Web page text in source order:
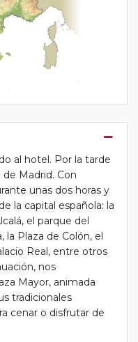
al hotel. Por la tarde
Madrid. Con
unas dos horas y
la capital española: la
el parque del
la Plaza de Colón, el
Real, entre otros
nos
Mayor, animada
tradicionales
cenar o disfrutar de